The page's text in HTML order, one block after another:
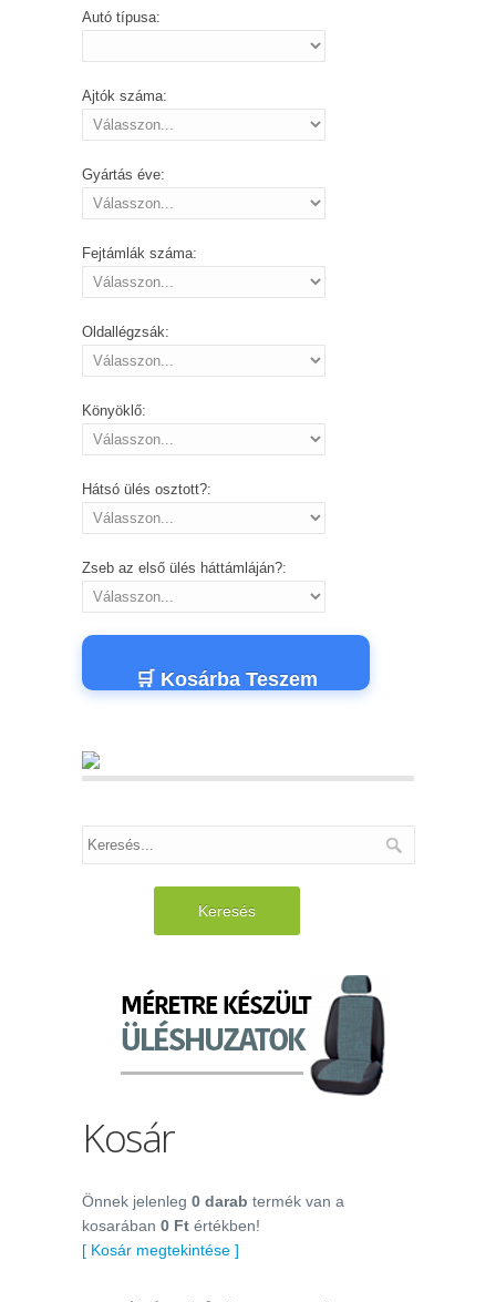
Autó típusa:
Ajtók száma:
Gyártás éve:
Fejtámlák száma:
Oldallégzsák:
Könyöklő:
Hátsó ülés osztott?:
Zseb az első ülés háttámláján?:
🛒 Kosárba Teszem
Keresés
Kosár
Önnek jelenleg 0 darab termék van a
kosarában 0 Ft értékben!
[ Kosár megtekintése ]